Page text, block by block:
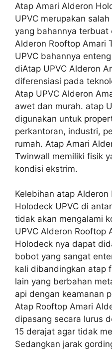
Atap Amari Alderon
UPVC merupakan
yang bahannya terbuat
Alderon Rooftop Amari
UPVC bahannya
diAtap UPVC Alderon
diferensiasi pada
Atap UPVC Alderon
awet dan murah. atap
digunakan untuk
perkantoran, industri,
rumah. Atap Amari
Twinwall memiliki fisik
kondisi ekstrim.
Kelebihan atap
Holodeck UPVC di
tidak akan mengalami
UPVC Alderon Rooftop
Holodeck nya dapat
bobot yang sangat
kali dibandingkan atap
lain yang berbahan
api dengan keamanan
Atap Rooftop Amari
dipasang secara lurus
15 derajat agar tidak
Sedangkan jarak